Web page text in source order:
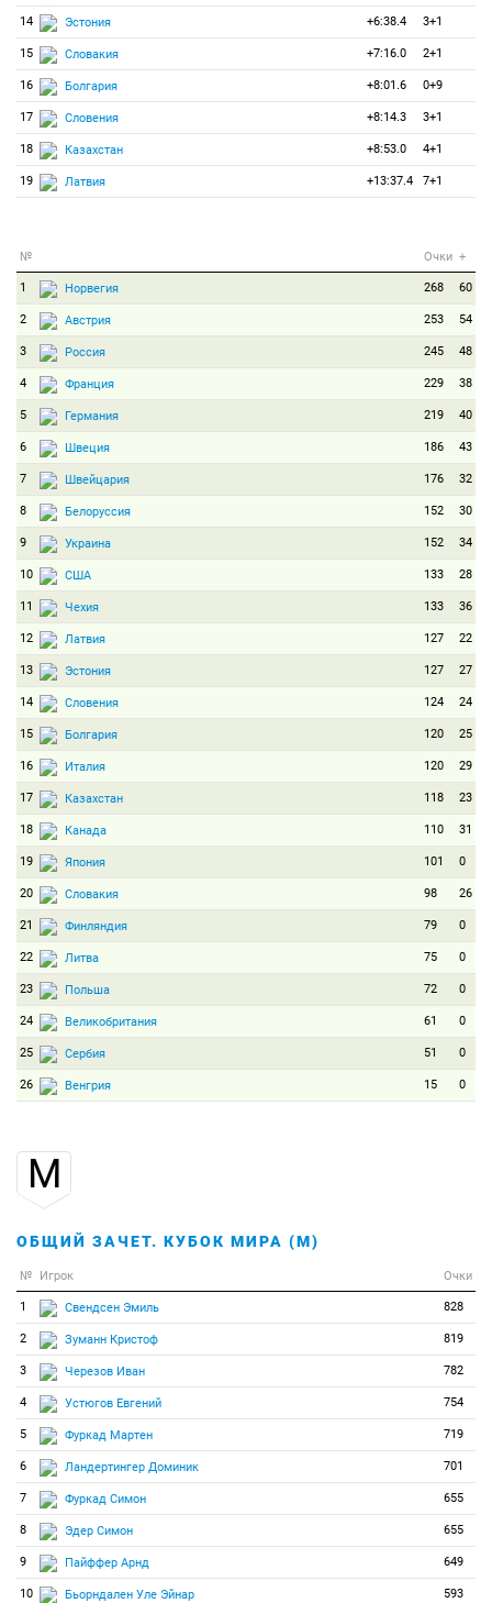
14 Эстония +6:38.4 3+1
15 Словакия +7:16.0 2+1
16 Болгария +8:01.6 0+9
17 Словения +8:14.3 3+1
18 Казахстан +8:53.0 4+1
19 Латвия +13:37.4 7+1
№ Очки +
1 Норвегия 268 60
2 Австрия 253 54
3 Россия 245 48
4 Франция 229 38
5 Германия 219 40
6 Швеция 186 43
7 Швейцария 176 32
8 Белоруссия 152 30
9 Украина 152 34
10 США 133 28
11 Чехия 133 36
12 Латвия 127 22
13 Эстония 127 27
14 Словения 124 24
15 Болгария 120 25
16 Италия 120 29
17 Казахстан 118 23
18 Канада 110 31
19 Япония 101 0
20 Словакия 98 26
21 Финляндия 79 0
22 Литва 75 0
23 Польша 72 0
24 Великобритания 61 0
25 Сербия 51 0
26 Венгрия 15 0
М
ОБЩИЙ ЗАЧЕТ. КУБОК МИРА (М)
№ Игрок Очки
1 Свендсен Эмиль 828
2 Зуманн Кристоф 819
3 Черезов Иван 782
4 Устюгов Евгений 754
5 Фуркад Мартен 719
6 Ландертингер Доминик 701
7 Фуркад Симон 655
8 Эдер Симон 655
9 Пайффер Арнд 649
10 Бьорндален Уле Эйнар 593